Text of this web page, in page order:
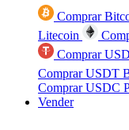
Comprar
Litecoin
Comprar
Comprar USDT
Comprar USDC
Vender